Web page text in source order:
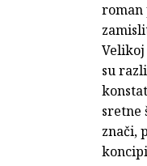
roman
su
sretne
znači,